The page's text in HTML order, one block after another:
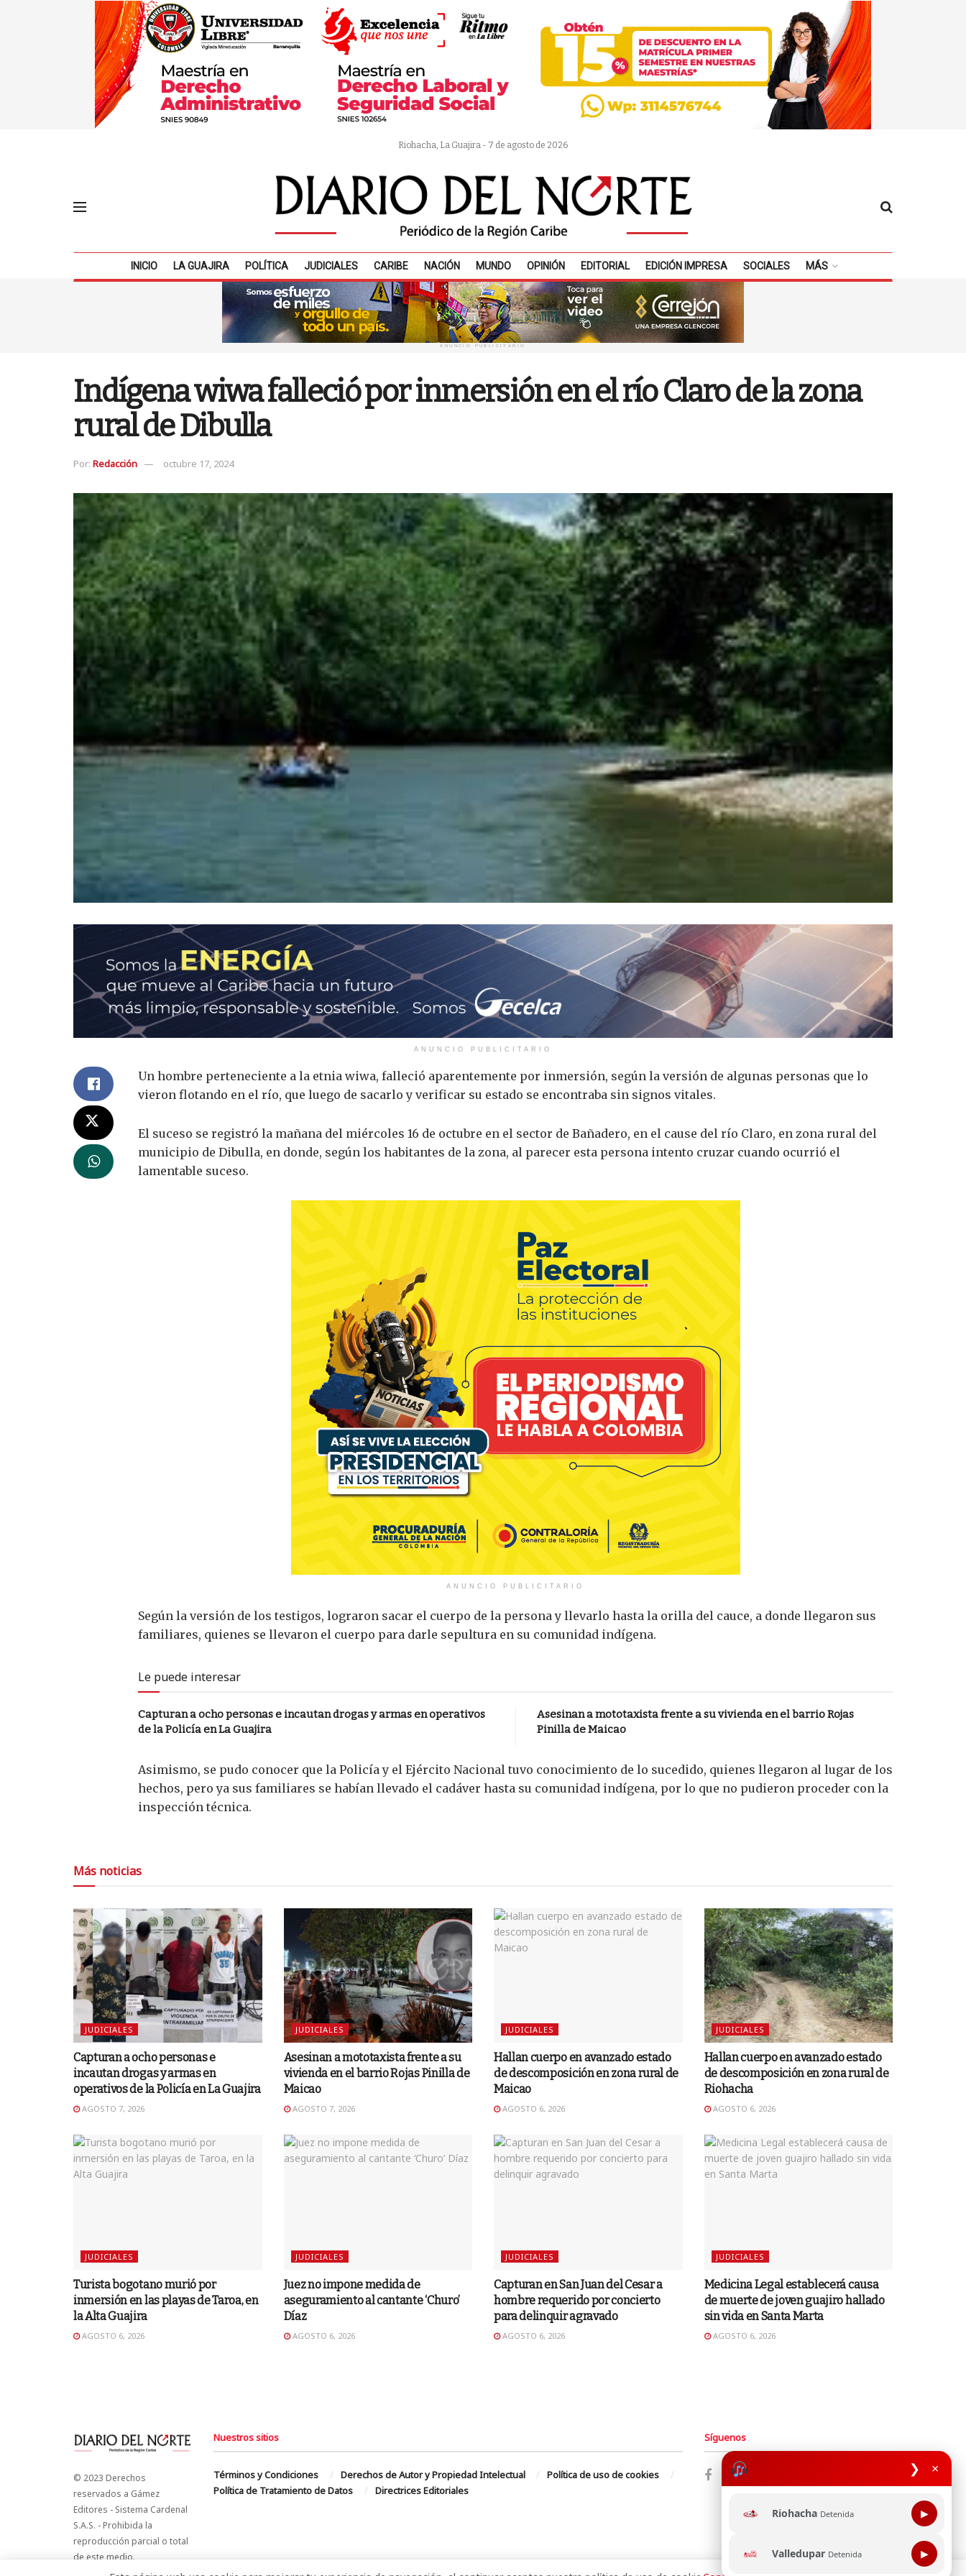
❯ ×
Riohacha Detenida ▶
Valledupar Detenida ▶
Riohacha, La Guajira - 7 de agosto de 2026
INICIO LA GUAJIRA POLÍTICA JUDICIALES CARIBE NACIÓN MUNDO OPINIÓN EDITORIAL EDICIÓN IMPRESA SOCIALES MÁS
ANUNCIO PUBLICITARIO
Indígena wiwa falleció por inmersión en el río Claro de la zona
rural de Dibulla
Por: Redacción octubre 17, 2024
ANUNCIO PUBLICITARIO
Un hombre perteneciente a la etnia wiwa, falleció aparentemente por inmersión, según la versión de algunas personas que lo
vieron flotando en el río, que luego de sacarlo y verificar su estado se encontraba sin signos vitales.
El suceso se registró la mañana del miércoles 16 de octubre en el sector de Bañadero, en el cause del río Claro, en zona rural del
municipio de Dibulla, en donde, según los habitantes de la zona, al parecer esta persona intento cruzar cuando ocurrió el
lamentable suceso.
ANUNCIO PUBLICITARIO
Según la versión de los testigos, lograron sacar el cuerpo de la persona y llevarlo hasta la orilla del cauce, a donde llegaron sus
familiares, quienes se llevaron el cuerpo para darle sepultura en su comunidad indígena.
Le puede interesar
Capturan a ocho personas e incautan drogas y armas en operativos
de la Policía en La Guajira
Asesinan a mototaxista frente a su vivienda en el barrio Rojas
Pinilla de Maicao
Asimismo, se pudo conocer que la Policía y el Ejército Nacional tuvo conocimiento de lo sucedido, quienes llegaron al lugar de los
hechos, pero ya sus familiares se habían llevado el cadáver hasta su comunidad indígena, por lo que no pudieron proceder con la
inspección técnica.
Más noticias
JUDICIALES
Capturan a ocho personas e
incautan drogas y armas en
operativos de la Policía en La Guajira
AGOSTO 7, 2026
JUDICIALES
Asesinan a mototaxista frente a su
vivienda en el barrio Rojas Pinilla de
Maicao
AGOSTO 7, 2026
JUDICIALES
Hallan cuerpo en avanzado estado
de descomposición en zona rural de
Maicao
AGOSTO 6, 2026
JUDICIALES
Hallan cuerpo en avanzado estado
de descomposición en zona rural de
Riohacha
AGOSTO 6, 2026
JUDICIALES
Turista bogotano murió por
inmersión en las playas de Taroa, en
la Alta Guajira
AGOSTO 6, 2026
JUDICIALES
Juez no impone medida de
aseguramiento al cantante ‘Churo’
Díaz
AGOSTO 6, 2026
JUDICIALES
Capturan en San Juan del Cesar a
hombre requerido por concierto
para delinquir agravado
AGOSTO 6, 2026
JUDICIALES
Medicina Legal establecerá causa
de muerte de joven guajiro hallado
sin vida en Santa Marta
AGOSTO 6, 2026
© 2023 Derechos
reservados a Gámez
Editores - Sistema Cardenal
S.A.S. - Prohibida la
reproducción parcial o total
de este medio.
Nuestros sitios
Términos y Condiciones Derechos de Autor y Propiedad Intelectual
Política de uso de cookies
Política de Tratamiento de Datos
Directrices Editoriales
Síguenos